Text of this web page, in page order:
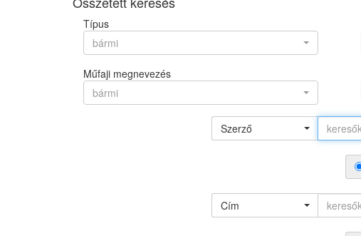
Típus
bármi
Műfaji megnevezés
bármi
Szerző
Cím